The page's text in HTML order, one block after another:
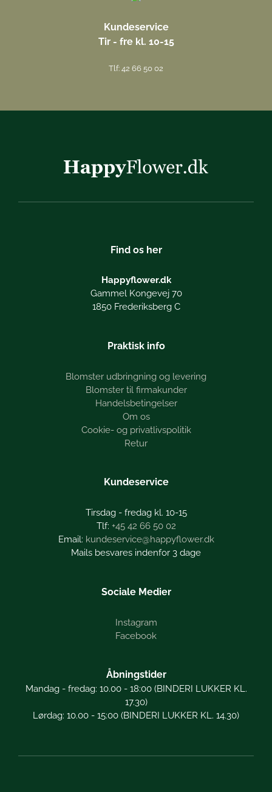
Kundeservice
Tir - fre kl. 10-15
Tlf: 42 66 50 02
Find os her
Happyflower.dk
Gammel Kongevej 70
1850 Frederiksberg C
Praktisk info
Blomster udbringning og levering
Blomster til firmakunder
Handelsbetingelser
Om os
Cookie- og privatlivspolitik
Retur
Kundeservice
Tirsdag - fredag kl. 10-15
+45 42 66 50 02
kundeservice@happyflower.dk
Mails besvares indenfor 3 dage
Sociale Medier
Instagram
Facebook
Åbningstider
Mandag - fredag: 10.00 - 18:00 (BINDERI LUKKER KL.
17.30)
Lørdag: 10.00 - 15:00 (BINDERI LUKKER KL. 14.30)